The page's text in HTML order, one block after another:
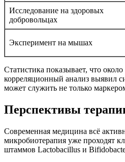
Исследование на здоровых
добровольцах
Эксперимент на мышах
Статистика показывает, что
корреляционный анализ выявил
может служить не только
Перспективы
Современная медицина всё
микробиотерапия уже проходят
штаммов Lactobacillus и